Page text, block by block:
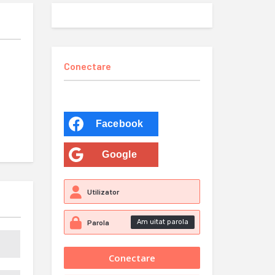
Conectare
Facebook
Google
Am uitat parola